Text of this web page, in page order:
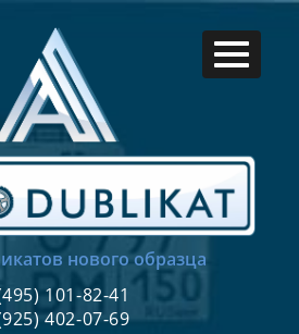
нового образца
101-82-41
402-07-69